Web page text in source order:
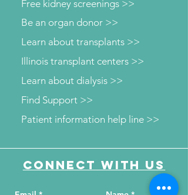
Free kidney screenings >>
Be an organ donor >>
Learn about transplants >>
Illinois transplant centers >>
Learn about dialysis >>
Patient information help line >>
Find Support >>
Connect with us